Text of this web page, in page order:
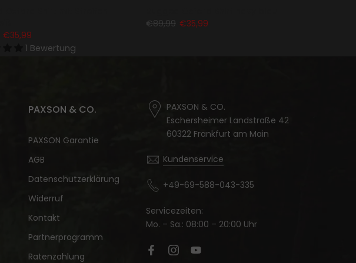
€35,99
1 Bewertung
€89,99 €35,99
PAXSON & CO.
PAXSON Garantie
AGB
Datenschutzerklärung
Widerruf
Kontakt
Partnerprogramm
Ratenzahlung
PAXSON & CO.
Eschersheimer Landstraße 42
60322 Frankfurt am Main
Kundenservice
+49-69-588-043-335
Servicezeiten:
Mo. – Sa.: 08:00 – 20:00 Uhr